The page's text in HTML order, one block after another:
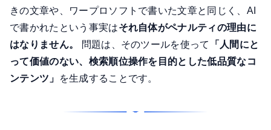
きの文章や、ワープロソフトで書いた文章と同じく、AI
で書かれたという事実はそれ自体がペナルティの理由に
はなりません。
問題は、そのツールを使って
「人間にと
って価値のない、検索順位操作を目的とした低品質なコ
ンテンツ」
を生成することです。